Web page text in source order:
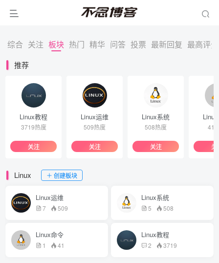
综合 关注 板块 热门 精华 问答 投票 最新回复 最高评分
推荐
Linux教程
3719热度
关注
Linux运维
509热度
关注
Linux系统
508热度
关注
41
关
Linux 创建板块
Linux运维
7 509
Linux系统
5 508
Linux命令
1 41
Linux教程
2 3719